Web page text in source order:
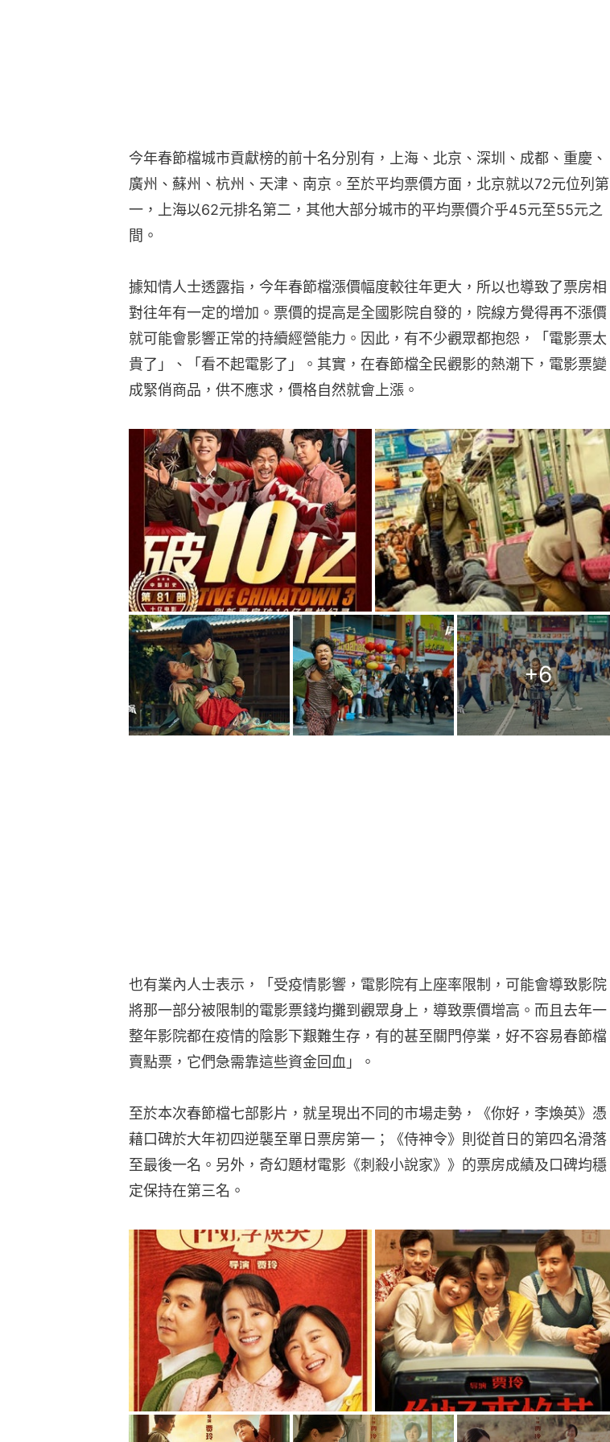
今年春節檔城市貢獻榜的前十名分別有，上海、北京、深圳、成都、重慶、
廣州、蘇州、杭州、天津、南京。至於平均票價方面，北京就以72元位列第
一，上海以62元排名第二，其他大部分城市的平均票價介乎45元至55元之
間。
據知情人士透露指，今年春節檔漲價幅度較往年更大，所以也導致了票房相
對往年有一定的增加。票價的提高是全國影院自發的，院線方覺得再不漲價
就可能會影響正常的持續經營能力。因此，有不少觀眾都抱怨，「電影票太
貴了」、「看不起電影了」。其實，在春節檔全民觀影的熱潮下，電影票變
成緊俏商品，供不應求，價格自然就會上漲。
+6
也有業內人士表示，「受疫情影響，電影院有上座率限制，可能會導致影院
將那一部分被限制的電影票錢均攤到觀眾身上，導致票價增高。而且去年一
整年影院都在疫情的陰影下艱難生存，有的甚至關門停業，好不容易春節檔
賣點票，它們急需靠這些資金回血」。
至於本次春節檔七部影片，就呈現出不同的市場走勢，《你好，李煥英》憑
藉口碑於大年初四逆襲至單日票房第一；《侍神令》則從首日的第四名滑落
至最後一名。另外，奇幻題材電影《刺殺小說家》》的票房成績及口碑均穩
定保持在第三名。